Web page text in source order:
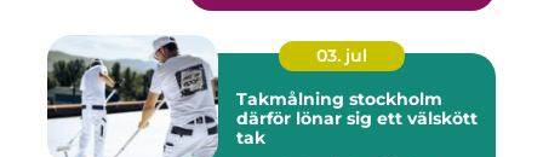
03. jul
Takmålning stockholm
därför lönar sig ett välskött
tak